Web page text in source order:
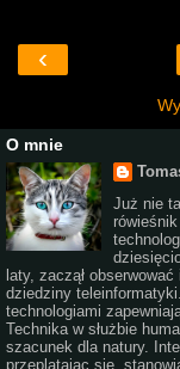
‹
O mnie
Już nie
laty, zaczął
dziedziny
technologiami
Technika w służbie
szacunek dla natury.
przeplatając się,